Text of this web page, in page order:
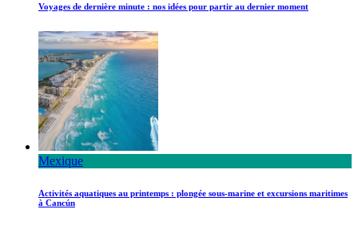
Voyages de dernière minute : nos idées pour partir au dernier moment
Mexique
Activités aquatiques au printemps : plongée sous-marine et excursions maritimes
à Cancún